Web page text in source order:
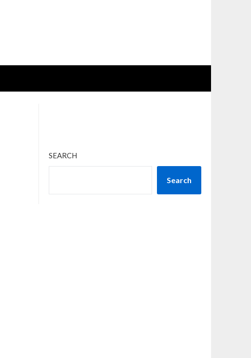
SEARCH
Search